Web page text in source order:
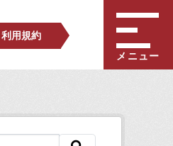
利用規約
メニュー